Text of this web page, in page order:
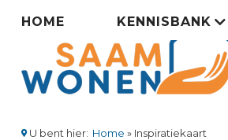
gaan
Zorgsaamwonen
menu
HOME KENNISBANK
U bent hier: Home Inspiratiekaart